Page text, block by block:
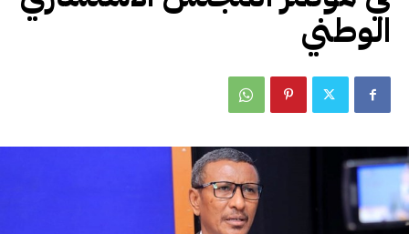
الوطني